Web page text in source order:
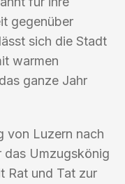
gegenüber
sich die Stadt
warmen
ganze Jahr
von Luzern nach
das Umzugskönig
Rat und Tat zur